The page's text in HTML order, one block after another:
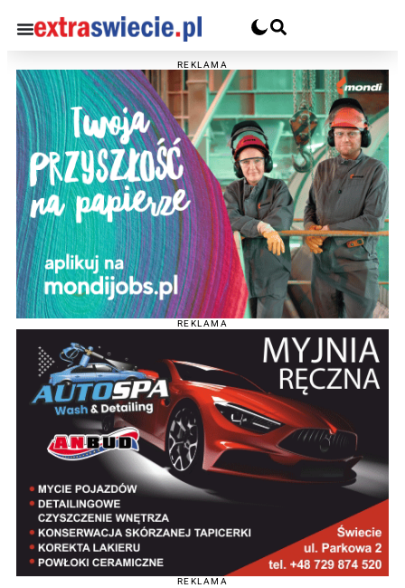
REKLAMA
REKLAMA
REKLAMA